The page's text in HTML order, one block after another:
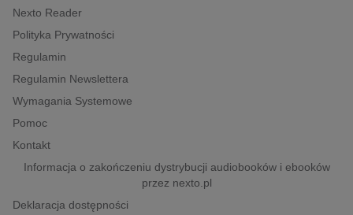
Nexto Reader
Polityka Prywatności
Regulamin
Regulamin Newslettera
Wymagania Systemowe
Pomoc
Kontakt
Informacja o zakończeniu dystrybucji audiobooków i ebooków
przez nexto.pl
Deklaracja dostępności